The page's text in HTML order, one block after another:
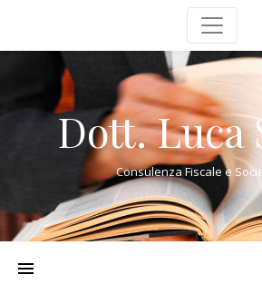
Dott. Luca
Consulenza Fiscale e